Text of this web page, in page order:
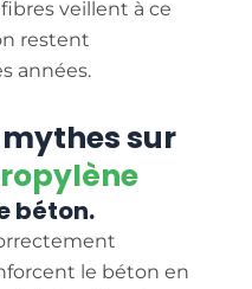
veillent à ce
restent
années.
sur
béton.
le béton en